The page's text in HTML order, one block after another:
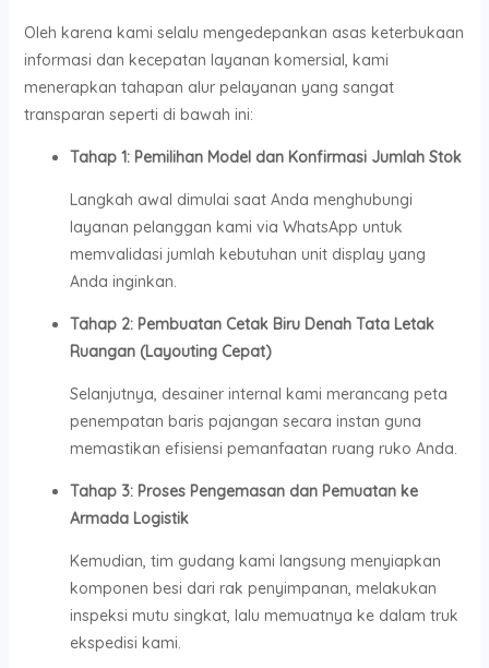
Oleh karena kami selalu mengedepankan asas keterbukaan
informasi dan kecepatan layanan komersial, kami
menerapkan tahapan alur pelayanan yang sangat
transparan seperti di bawah ini:
Tahap 1: Pemilihan Model dan Konfirmasi Jumlah Stok
Langkah awal dimulai saat Anda menghubungi
layanan pelanggan kami via WhatsApp untuk
memvalidasi jumlah kebutuhan unit display yang
Anda inginkan.
Tahap 2: Pembuatan Cetak Biru Denah Tata Letak
Ruangan (Layouting Cepat)
Selanjutnya, desainer internal kami merancang peta
penempatan baris pajangan secara instan guna
memastikan efisiensi pemanfaatan ruang ruko Anda.
Tahap 3: Proses Pengemasan dan Pemuatan ke
Armada Logistik
Kemudian, tim gudang kami langsung menyiapkan
komponen besi dari rak penyimpanan, melakukan
inspeksi mutu singkat, lalu memuatnya ke dalam truk
ekspedisi kami.